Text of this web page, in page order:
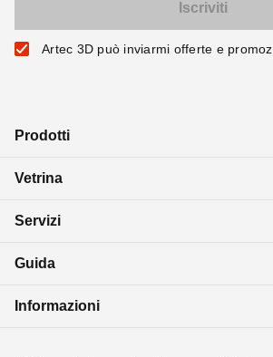
Artec 3D può inviarmi offerte e
Prodotti
Vetrina
Servizi
Guida
Informazioni